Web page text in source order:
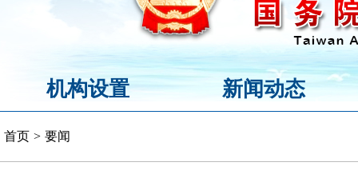
机构设置 新闻动态
首页 > 要闻